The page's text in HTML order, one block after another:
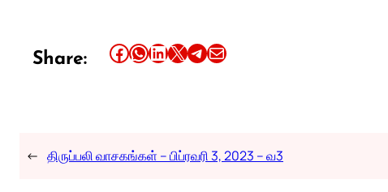
Share: Share this article on Facebook Share this article on WhatsApp Share this article on LinkedIn Share this article on X Share this article on TelegramEmail this Article
← திருப்பலி வாசகங்கள் – பிப்ரவரி 3, 2023 – வ3